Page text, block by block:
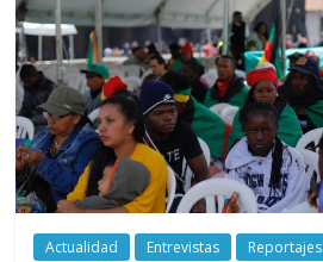
periodismo
digital
del
Politécnico
Grancolombiano
Actualidad Entrevistas Reportajes